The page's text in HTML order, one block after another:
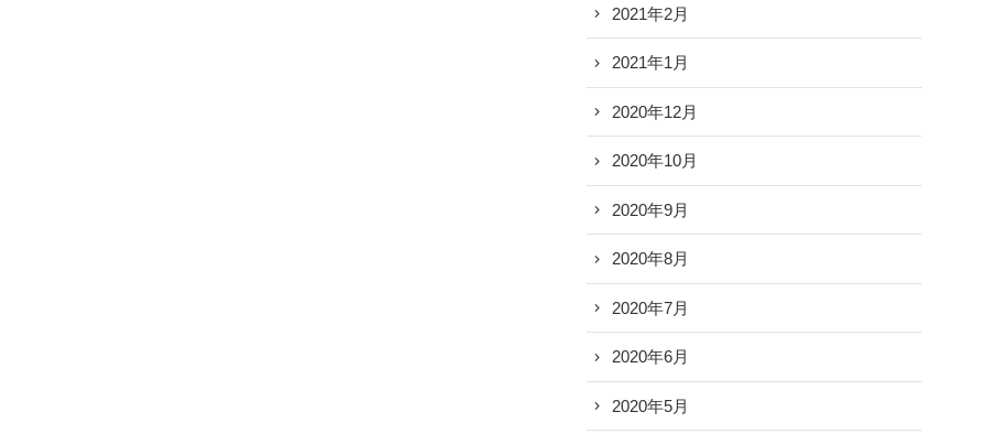
2021年2月
2021年1月
2020年12月
2020年10月
2020年9月
2020年8月
2020年7月
2020年6月
2020年5月